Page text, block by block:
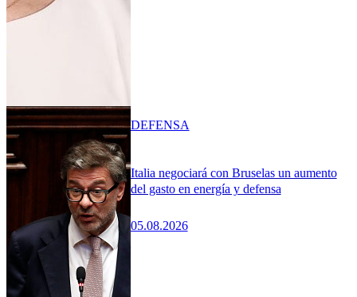
Italia negociará con Bruselas un aumento
del gasto en energía y defensa
05.08.2026
DEFENSA